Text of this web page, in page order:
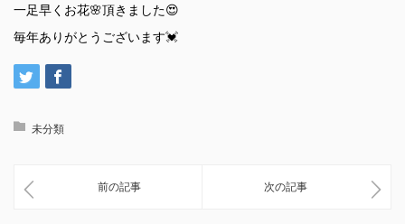
一足早くお花🌸頂きました😍
毎年ありがとうございます💓
未分類
前の記事 次の記事